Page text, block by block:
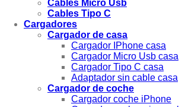
Cables Micro Usb
Cables Tipo C
Cargadores
Cargador de casa
Cargador IPhone casa
Cargador Micro Usb casa
Cargador Tipo C casa
Adaptador sin cable casa
Cargador de coche
Cargador coche iPhone